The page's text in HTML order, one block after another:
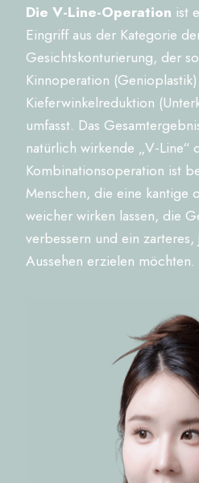
Die V-Line-Operation ist
Eingriff aus der Kategorie
Gesichtskonturierung, der
Kinnoperation
Kieferwinkelreduktion
umfasst. Das
natürlich wirkende „V-Line“
Kombinationsoperation ist
Menschen, die eine kantige
weicher wirken lassen, die
verbessern und ein
Aussehen erzielen möchten.